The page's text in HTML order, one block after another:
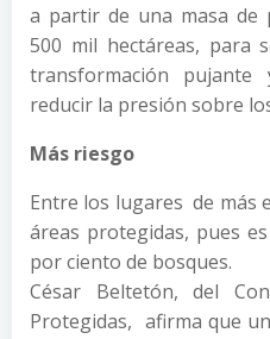
a partir de una masa de
500 mil hectáreas, para
transformación
reducir la presión sobre
Más riesgo
Entre los lugares de más
áreas protegidas, pues
por ciento de bosques.
César Beltetón, del
Protegidas, afirma que